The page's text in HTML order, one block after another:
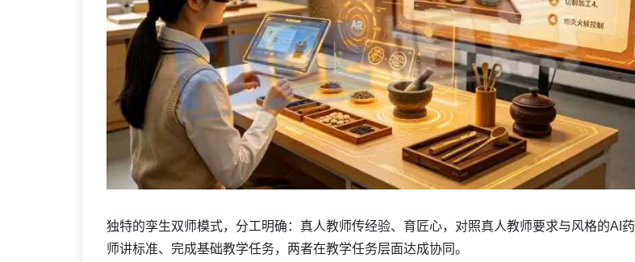
独特的孪生双师模式，分工明确：真人教师传经验、育匠心，对照真人教师要求与风格的AI药
师讲标准、完成基础教学任务，两者在教学任务层面达成协同。